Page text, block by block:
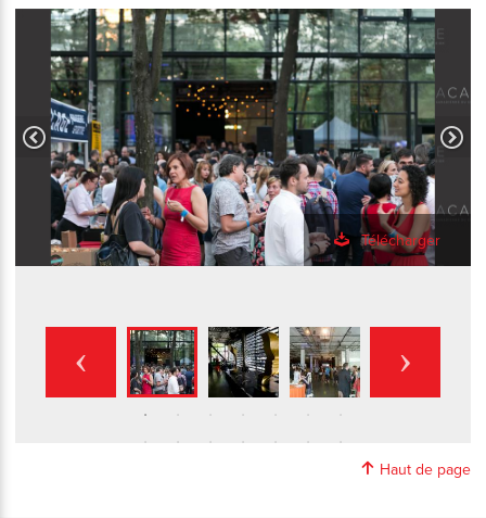
Télécharger
Haut de page